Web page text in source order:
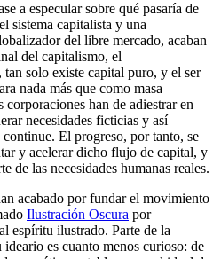
a especular sobre qué pasaría de
sistema capitalista y una
del libre mercado, acaban
del capitalismo, el
, tan solo existe capital puro, y el ser
nada más que como masa
corporaciones han de adiestrar en
necesidades ficticias y así
El progreso, por tanto, se
y acelerar dicho flujo de capital, y
de las necesidades humanas reales.
acabado por fundar el movimiento
Ilustración Oscura por
espíritu ilustrado. Parte de la
es cuanto menos curioso: de